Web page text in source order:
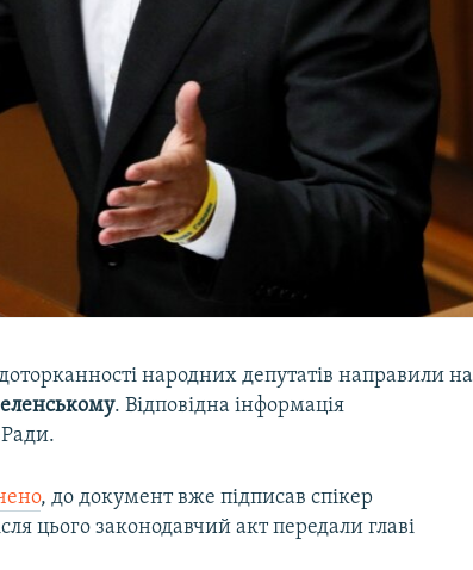
народних депутатів направили на
. Відповідна інформація
, до документ вже підписав спікер
цього законодавчий акт передали главі